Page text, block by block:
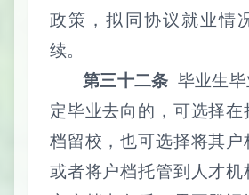
政策，拟同协议就业情
续。
第三十二条 毕业生
定毕业去向的，可选择在
档留校，也可选择将其户
或者将户档托管到人才机